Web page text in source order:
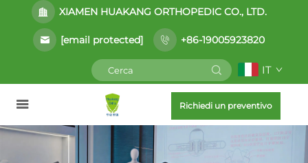
XIAMEN HUAKANG ORTHOPEDIC CO., LTD.
[email protected] +86-19005923820
IT
Richiedi un preventivo